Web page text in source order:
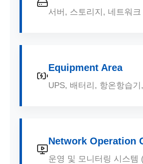
서버, 스토리지, 네트워크
Equipment Area
UPS, 배터리, 항온항습기
Network Operation
운영 및 모니터링 시스템